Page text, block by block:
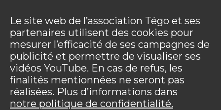
adhérents sinistrés et les personnels mobilisés.
Tous les détails dansvotre espace adhérent.
Vous êtes sur le site Tégo
RETOUR
Le site web de l’association Tégo et ses
partenaires utilisent des cookies pour
mesurer l’efficacité de ses campagnes de
publicité et permettre de visualiser ses
vidéos YouTube. En cas de refus, les
finalités mentionnées ne seront pas
réalisées. Plus d’informations dans
notre politique de confidentialité.